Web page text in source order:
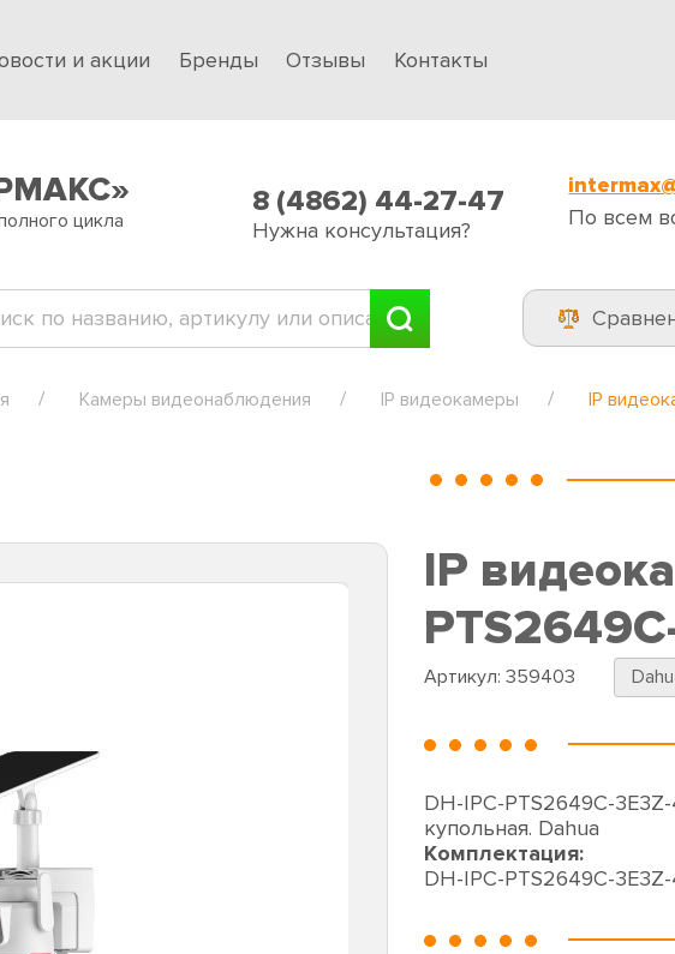
и акции Бренды Отзывы Контакты
цикла
8 (4862) 44-27-47
Нужна консультация?
По всем
Камеры видеонаблюдения IP видеокамеры IP
IP
Артикул: 359403
DH-IPC-PTS2649C-
купольная. Dahua
Комплектация:
DH-IPC-PTS2649C-